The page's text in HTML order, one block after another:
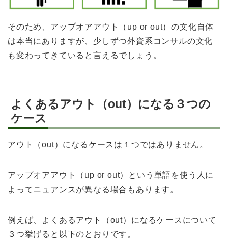
そのため、アップオアアウト（up or out）の文化自体
は本当にありますが、少しずつ外資系コンサルの文化
も変わってきていると言えるでしょう。
よくあるアウト（out）になる３つの
ケース
アウト（out）になるケースは１つではありません。
アップオアアウト（up or out）という単語を使う人に
よってニュアンスが異なる場合もあります。
例えば、よくあるアウト（out）になるケースについて
３つ挙げると以下のとおりです。